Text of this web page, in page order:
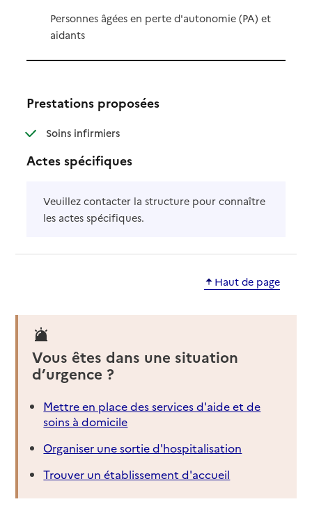
Personnes âgées en perte d'autonomie (PA) et
aidants
Prestations proposées
Soins infirmiers: disponible
: non disponible
Actes spécifiques
Veuillez contacter la structure pour connaître
les actes spécifiques.
Haut de page
Vous êtes dans une situation
d’urgence ?
Mettre en place des services d'aide et de
soins à domicile
Organiser une sortie d'hospitalisation
Trouver un établissement d'accueil